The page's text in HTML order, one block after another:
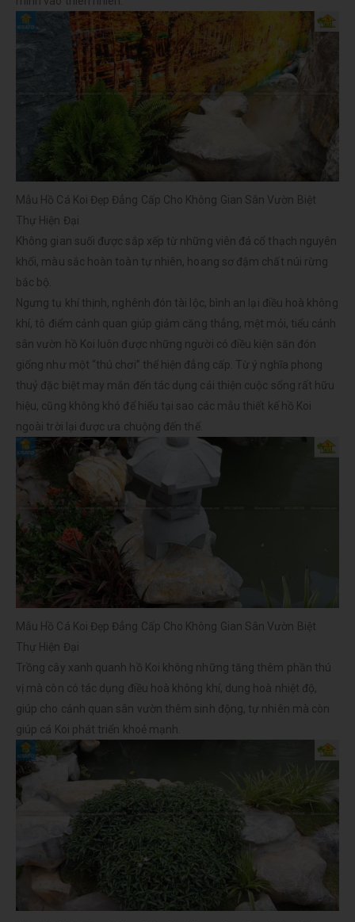
Mẫu Hồ Cá Koi Đẹp Đẳng Cấp Cho Không Gian Sân Vườn Biệt
Thự Hiện Đại
Không gian suối được sắp xếp từ những viên đá cổ thạch nguyên
khối, màu sắc hoàn toàn tự nhiên, hoang sơ đậm chất núi rừng
bắc bộ.
Ngưng tụ khí thịnh, nghênh đón tài lộc, bình an lại điều hoà không
khí, tô điểm cảnh quan giúp giảm căng thẳng, mệt mỏi, tiểu cảnh
sân vườn hồ Koi luôn được những người có điều kiện săn đón
giống như một “thú chơi” thể hiện đẳng cấp. Từ ý nghĩa phong
thuỷ đặc biệt may mắn đến tác dụng cải thiện cuộc sống rất hữu
hiệu, cũng không khó để hiểu tại sao các mẫu thiết kế hồ Koi
ngoài trời lại được ưa chuộng đến thế.
Mẫu Hồ Cá Koi Đẹp Đẳng Cấp Cho Không Gian Sân Vườn Biệt
Thự Hiện Đại
Trồng cây xanh quanh hồ Koi không những tăng thêm phần thú
vị mà còn có tác dụng điều hoà không khí, dung hoà nhiệt độ,
giúp cho cảnh quan sân vườn thêm sinh động, tự nhiên mà còn
giúp cá Koi phát triển khoẻ mạnh.